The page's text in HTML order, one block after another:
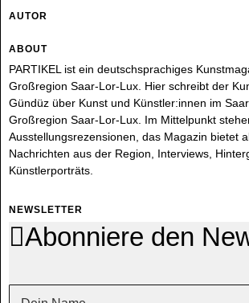
AUTOR
ABOUT
PARTIKEL ist ein deutschsprachiges
Großregion Saar-Lor-Lux. Hier schreibt der
Gündüz über Kunst und Künstler:innen im
Großregion Saar-Lor-Lux. Im Mittelpunkt
Ausstellungsrezensionen, das Magazin bietet
Nachrichten aus der Region, Interviews,
Künstlerporträts.
NEWSLETTER
Abonniere den